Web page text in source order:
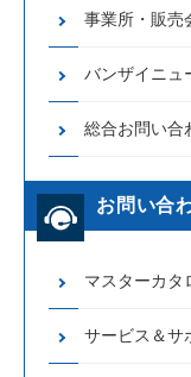
事業所・販売
バンザイニュ
総合お問い合
お問い合
マスターカタ
サービス＆サ